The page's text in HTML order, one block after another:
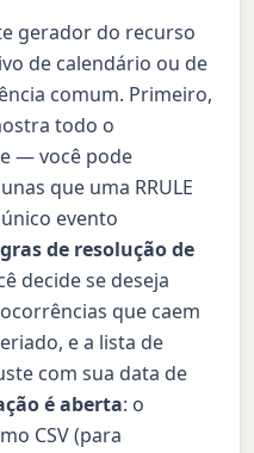
gerador do recurso
de calendário ou de
comum. Primeiro,
todo o
— você pode
que uma RRULE
evento
de resolução de
decide se deseja
que caem
e a lista de
com sua data de
é aberta: o
CSV (para